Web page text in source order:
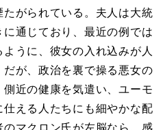
がられている。夫人は大統
通じており、最近の例では
うに、彼女の入れ込みが人
が、政治を裏で操る悪女の
近の健康を気遣い、ユーモ
える人たちにも細やかな配
マクロン氏が左脳なら、感